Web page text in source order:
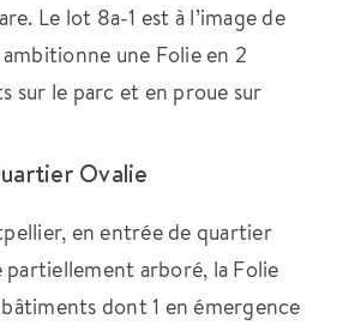
Le lot 8a-1 est à l’image de
une Folie en 2
sur le parc et en proue sur
Ovalie
en entrée de quartier
partiellement arboré, la Folie
dont 1 en émergence